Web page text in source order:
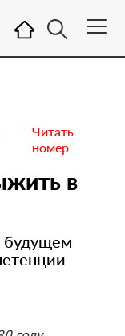
Читать
номер
в
будущем